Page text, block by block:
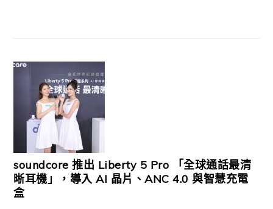
soundcore 推出 Liberty 5 Pro 「全球通話最清
晰耳機」，導入 AI 晶片、ANC 4.0 與智慧充電
盒